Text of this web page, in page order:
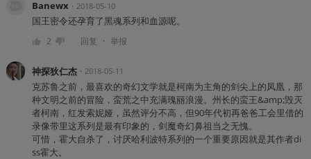
Banewx ・ 2018-05-10
国王密令还孕育了黑魂系列和血源呢。
2 回复 ・ 举报
神探狄仁杰・ 2018-05-11
克苏鲁之前，最喜欢的奇幻文学就是柯南为主角的剑尖上的凤凰，那
种文明之前的冒险，蛮荒之中充满瑰丽浪漫。州长的蛮王&amp;毁灭
者柯南，红发索妮娅，虽然评分不高，但90年代初再爸爸工会里借的
录像带里这系列是最有印象的，剑魔奇幻鼻祖当之无愧。
可惜，霍大自杀了，讨厌哈利波特系列的一个重要原因就是其作者di
ss霍大。